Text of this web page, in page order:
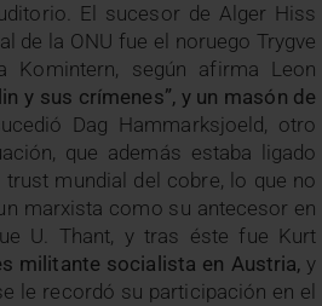
El sucesor de Alger Hiss
de la ONU fue el noruego Trygve
Komintern, según afirma Leon
y sus crímenes”, y un masón de
Dag Hammarksjoeld, otro
que además estaba ligado
mundial del cobre, lo que no
marxista como su antecesor en
U. Thant, y tras éste fue Kurt
militante socialista en Austria, y
le recordó su participación en el